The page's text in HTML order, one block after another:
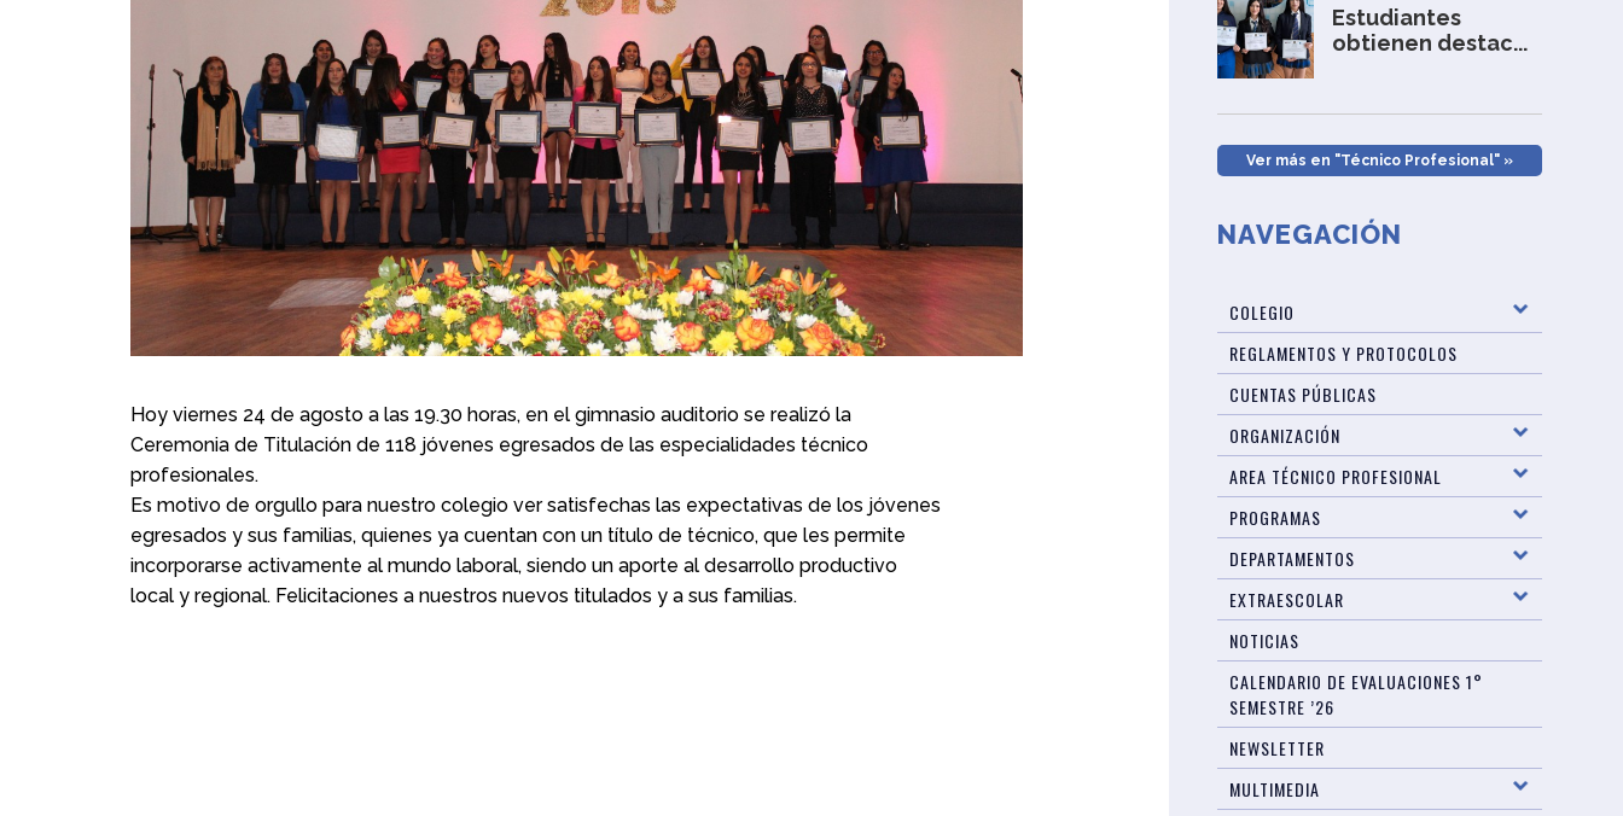
Hoy viernes 24 de agosto a las 19.30 horas, en el gimnasio auditorio se realizó la
Ceremonia de Titulación de 118 jóvenes egresados de las especialidades técnico
profesionales.
Es motivo de orgullo para nuestro colegio ver satisfechas las expectativas de los jóvenes
egresados y sus familias, quienes ya cuentan con un título de técnico, que les permite
incorporarse activamente al mundo laboral, siendo un aporte al desarrollo productivo
local y regional. Felicitaciones a nuestros nuevos titulados y a sus familias.
Estudiantes
obtienen destac...
Ver más en "Técnico Profesional" »
NAVEGACIÓN
COLEGIO
REGLAMENTOS Y PROTOCOLOS
CUENTAS PÚBLICAS
ORGANIZACIÓN
AREA TÉCNICO PROFESIONAL
PROGRAMAS
DEPARTAMENTOS
EXTRAESCOLAR
NOTICIAS
CALENDARIO DE EVALUACIONES 1°
SEMESTRE ’26
NEWSLETTER
MULTIMEDIA